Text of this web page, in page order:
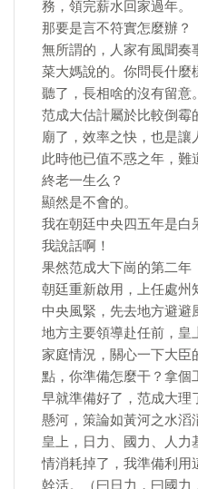
務，領完薪水回家過年。
那要是言不符實怎麼辦？
無所謂的，人家有風聞奏
菜大媽說的。你問長什麼
聽了，長相啥的沒有留意。
范成大估計屬於比較倒霉
廟了，效率之快，也是讓
此時他已值不惑之年，難
終老一生么？
顯然是不會的。
我在朝廷中央四五年是白
我說話啊！
果然范成大下崗的第二年
朝廷重新啟用，上任處州
中央風緊，先去地方避避
地方主要領導赴任前，皇
家庭情況，關心一下大臣
點，你準備怎麼干？拿個
早就準備好了，范成大理
懸河，策論如黃河之水滔
皇上，日力、國力、人
情消耗掉了，我準備利用
幹活。（曰日力，曰國力